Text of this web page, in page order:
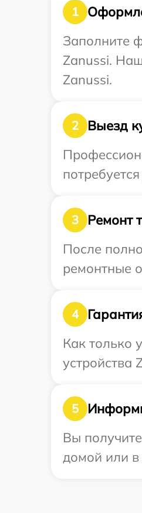
1
Заполните
Zanussi.
Zanussi.
2
Выезд
3
Ремонт
После
ремонтные
4
Как только
устройства
5
Вы
домой или